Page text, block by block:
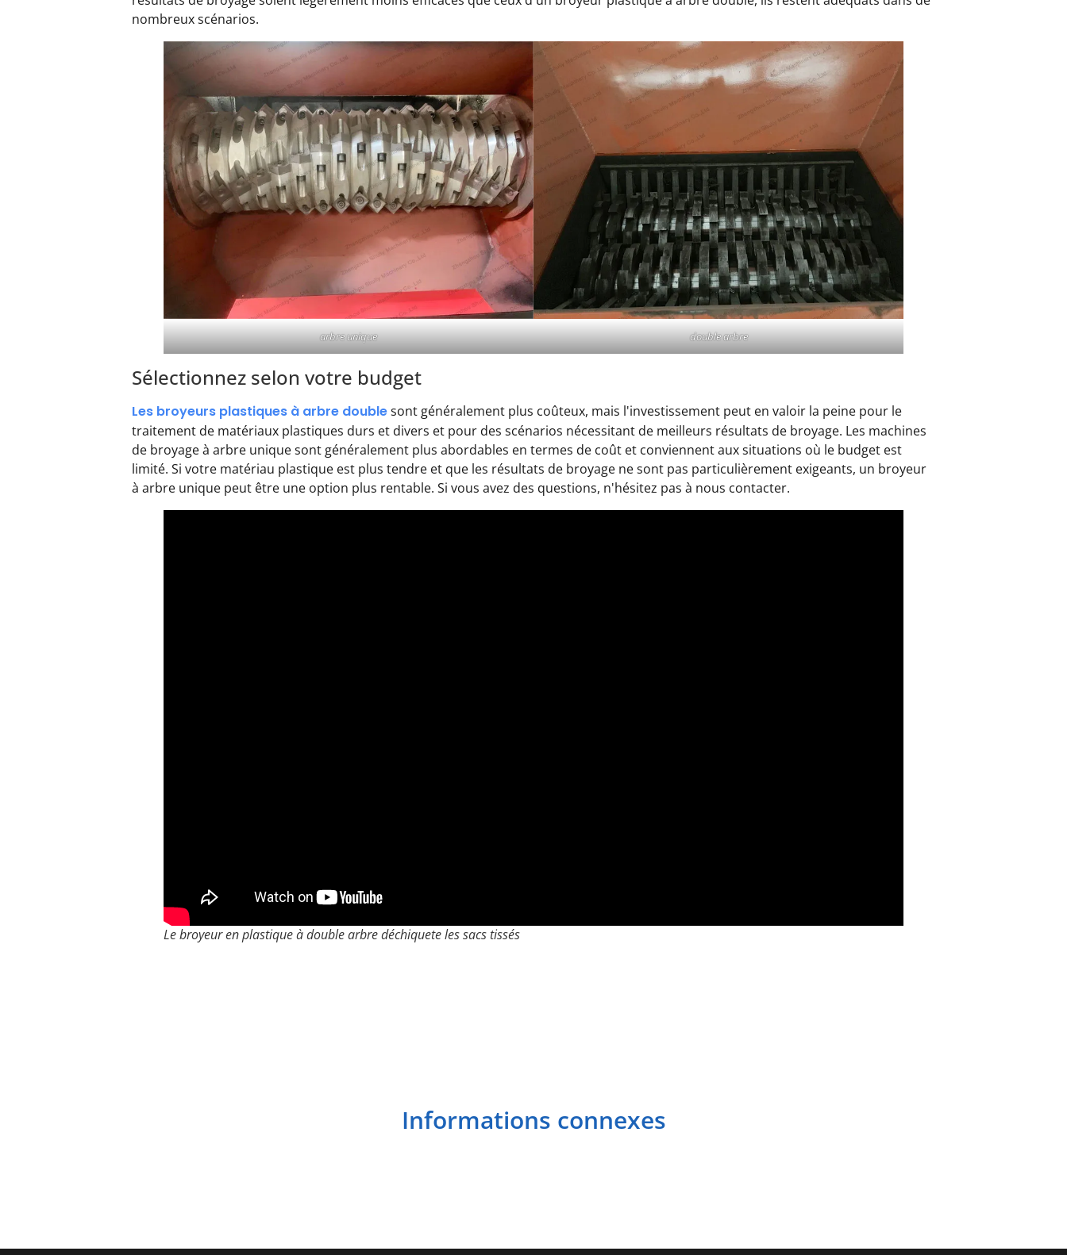
nombreux scénarios.
arbre unique double arbre
Sélectionnez selon votre budget
Les broyeurs plastiques à arbre doublesont généralement plus coûteux, mais l'investissement peut en valoir la peine pour le
traitement de matériaux plastiques durs et divers et pour des scénarios nécessitant de meilleurs résultats de broyage. Les machines
de broyage à arbre unique sont généralement plus abordables en termes de coût et conviennent aux situations où le budget est
limité. Si votre matériau plastique est plus tendre et que les résultats de broyage ne sont pas particulièrement exigeants, un broyeur
à arbre unique peut être une option plus rentable. Si vous avez des questions, n'hésitez pas à nous contacter.
Le broyeur en plastique à double arbre déchiquete les sacs tissés
Informations connexes